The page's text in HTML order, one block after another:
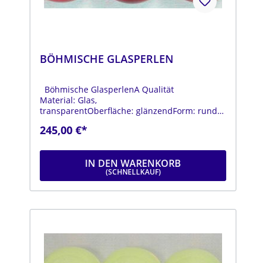
BÖHMISCHE GLASPERLEN
Böhmische GlasperlenA Qualität
Material: Glas,
transparentOberfläche: glänzendForm: rundFa
245,00 €*
IN DEN WARENKORB